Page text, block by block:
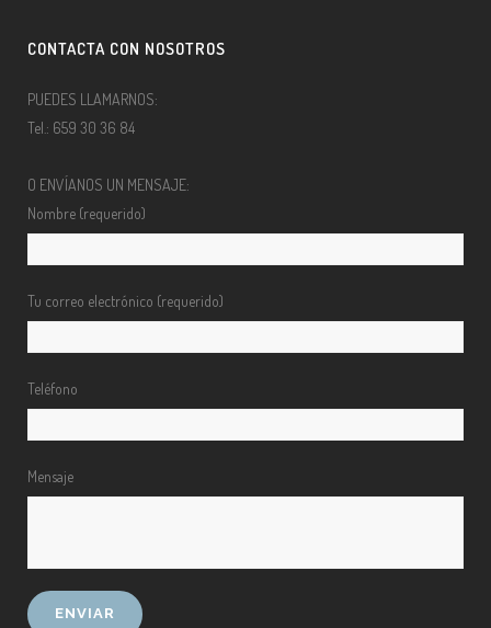
CONTACTA CON NOSOTROS
PUEDES LLAMARNOS:
Tel.: 659 30 36 84
O ENVÍANOS UN MENSAJE:
Nombre (requerido)
Tu correo electrónico (requerido)
Teléfono
Mensaje